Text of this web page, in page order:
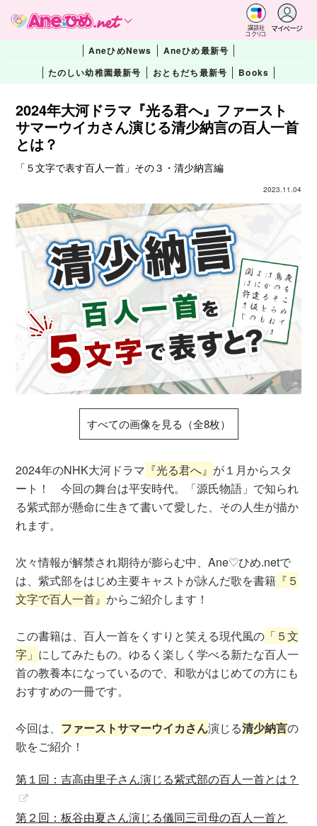
講談社
コクリコ
マイページ
AneひめNews
Aneひめ最新号
たのしい幼稚園最新号
おともだち最新号 Books
2024年大河ドラマ『光る君へ』ファースト
サマーウイカさん演じる清少納言の百人一首
とは？
「５文字で表す百人一首」その３・清少納言編
2023.11.04
すべての画像を見る（全8枚）
2024年のNHK大河ドラマ 『光る君へ』 が１月からスタ
ート！ 今回の舞台は平安時代。「源氏物語」で知られ
る紫式部が懸命に生きて書いて愛した、その人生が描か
れます。
次々情報が解禁され期待が膨らむ中、Ane♡ひめ.netで
は、紫式部をはじめ主要キャストが詠んだ歌を書籍 『５
文字で百人一首』からご紹介します！
この書籍は、百人一首をくすりと笑える現代風の 「５文
字」 にしてみたもの。ゆるく楽しく学べる新たな百人一
首の教養本になっているので、和歌がはじめての方にも
おすすめの一冊です。
今回は、 ファーストサマーウイカさん演じる清少納言の
歌をご紹介！
第１回：吉高由里子さん演じる紫式部の百人一首とは？
第２回：板谷由夏さん演じる儀同三司母の百人一首と